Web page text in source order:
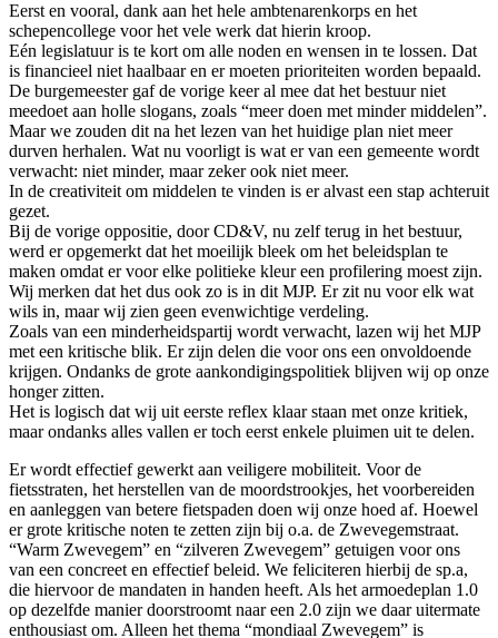
Eerst en vooral, dank aan het hele ambtenarenkorps en het
schepencollege voor het vele werk dat hierin kroop.
Eén legislatuur is te kort om alle noden en wensen in te lossen. Dat
is financieel niet haalbaar en er moeten prioriteiten worden bepaald.
De burgemeester gaf de vorige keer al mee dat het bestuur niet
meedoet aan holle slogans, zoals “meer doen met minder middelen”.
Maar we zouden dit na het lezen van het huidige plan niet meer
durven herhalen. Wat nu voorligt is wat er van een gemeente wordt
verwacht: niet minder, maar zeker ook niet meer.
In de creativiteit om middelen te vinden is er alvast een stap achteruit
gezet.
Bij de vorige oppositie, door CD&V, nu zelf terug in het bestuur,
werd er opgemerkt dat het moeilijk bleek om het beleidsplan te
maken omdat er voor elke politieke kleur een profilering moest zijn.
Wij merken dat het dus ook zo is in dit MJP. Er zit nu voor elk wat
wils in, maar wij zien geen evenwichtige verdeling.
Zoals van een minderheidspartij wordt verwacht, lazen wij het MJP
met een kritische blik. Er zijn delen die voor ons een onvoldoende
krijgen. Ondanks de grote aankondigingspolitiek blijven wij op onze
honger zitten.
Het is logisch dat wij uit eerste reflex klaar staan met onze kritiek,
maar ondanks alles vallen er toch eerst enkele pluimen uit te delen.
Er wordt effectief gewerkt aan veiligere mobiliteit. Voor de
fietsstraten, het herstellen van de moordstrookjes, het voorbereiden
en aanleggen van betere fietspaden doen wij onze hoed af. Hoewel
er grote kritische noten te zetten zijn bij o.a. de Zwevegemstraat.
“Warm Zwevegem” en “zilveren Zwevegem” getuigen voor ons
van een concreet en effectief beleid. We feliciteren hierbij de sp.a,
die hiervoor de mandaten in handen heeft. Als het armoedeplan 1.0
op dezelfde manier doorstroomt naar een 2.0 zijn we daar uitermate
enthousiast om. Alleen het thema “mondiaal Zwevegem” is